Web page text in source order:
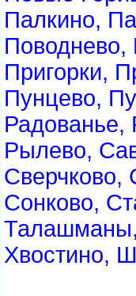
Палкино,
Поводнево,
Пригорки,
Пунцево,
Радованье,
Рылево,
Сверчково,
Сонково,
Хвостино,